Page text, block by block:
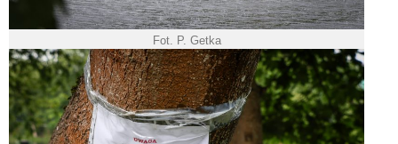
Fot. P. Getka